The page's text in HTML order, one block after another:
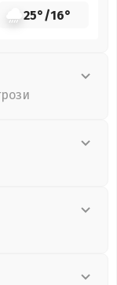
25°/16°